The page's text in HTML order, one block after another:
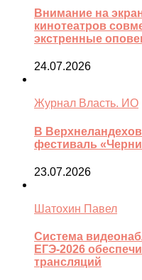
Внимание на
кинотеатров
экстренные
24.07.2026
Журнал Власть. ИО
В
фестиваль
23.07.2026
Шатохин Павел
Система
ЕГЭ-2026
трансляций